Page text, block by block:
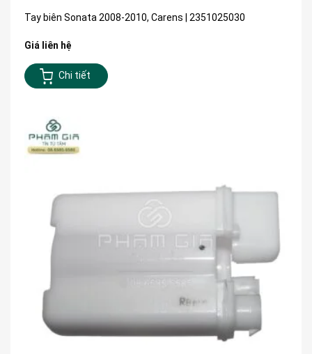
Tay biên Sonata 2008-2010, Carens | 2351025030
Giá liên hệ
Chi tiết